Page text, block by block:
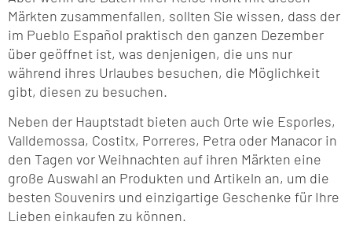
Märkten zusammenfallen, sollten Sie wissen, dass der
im Pueblo Español praktisch den ganzen Dezember
über geöffnet ist, was denjenigen, die uns nur
während ihres Urlaubes besuchen, die Möglichkeit
gibt, diesen zu besuchen.
Neben der Hauptstadt bieten auch Orte wie Esporles,
Valldemossa, Costitx, Porreres, Petra oder Manacor in
den Tagen vor Weihnachten auf ihren Märkten eine
große Auswahl an Produkten und Artikeln an, um die
besten Souvenirs und einzigartige Geschenke für Ihre
Lieben einkaufen zu können.